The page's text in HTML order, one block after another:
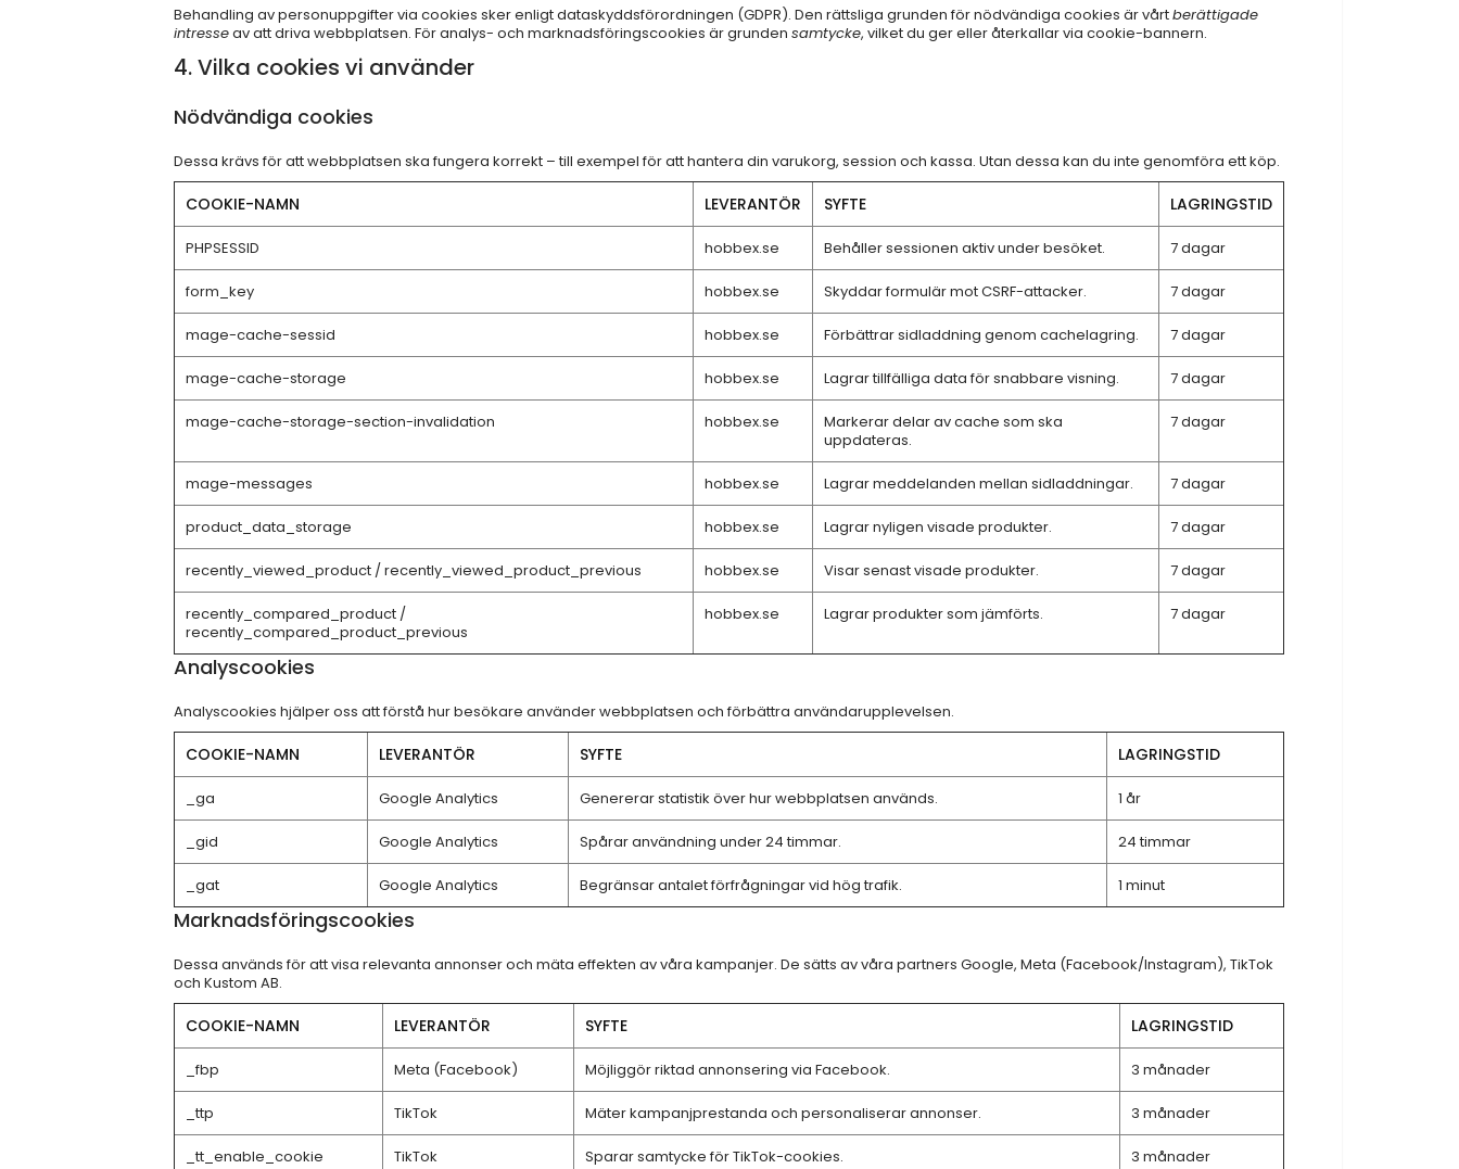
Behandling av personuppgifter via cookies sker enligt dataskyddsförordningen (GDPR). Den rättsliga grunden för nödvändiga cookies är vårtberättigade
intresseav att driva webbplatsen. För analys- och marknadsföringscookies är grundensamtycke, vilket du ger eller återkallar via cookie-bannern.
4. Vilka cookies vi använder
Nödvändiga cookies
Dessa krävs för att webbplatsen ska fungera korrekt – till exempel för att hantera din varukorg, session och kassa. Utan dessa kan du inte genomföra ett köp.
COOKIE-NAMN LEVERANTÖR SYFTE LAGRINGSTID
PHPSESSID hobbex.se Behåller sessionen aktiv under besöket. 7 dagar
form_key hobbex.se Skyddar formulär mot CSRF-attacker. 7 dagar
mage-cache-sessid hobbex.se Förbättrar sidladdning genom cachelagring. 7 dagar
mage-cache-storage hobbex.se Lagrar tillfälliga data för snabbare visning. 7 dagar
mage-cache-storage-section-invalidation hobbex.se
Markerar delar av cache som ska
uppdateras.
7 dagar
mage-messages hobbex.se Lagrar meddelanden mellan sidladdningar. 7 dagar
product_data_storage hobbex.se Lagrar nyligen visade produkter. 7 dagar
recently_viewed_product / recently_viewed_product_previous hobbex.se Visar senast visade produkter. 7 dagar
recently_compared_product /
recently_compared_product_previous
hobbex.se Lagrar produkter som jämförts. 7 dagar
Analyscookies
Analyscookies hjälper oss att förstå hur besökare använder webbplatsen och förbättra användarupplevelsen.
COOKIE-NAMN LEVERANTÖR SYFTE LAGRINGSTID
_ga Google Analytics Genererar statistik över hur webbplatsen används. 1 år
_gid Google Analytics Spårar användning under 24 timmar. 24 timmar
_gat Google Analytics Begränsar antalet förfrågningar vid hög trafik. 1 minut
Marknadsföringscookies
Dessa används för att visa relevanta annonser och mäta effekten av våra kampanjer. De sätts av våra partners Google, Meta (Facebook/Instagram), TikTok
och Kustom AB.
COOKIE-NAMN LEVERANTÖR SYFTE LAGRINGSTID
_fbp Meta (Facebook) Möjliggör riktad annonsering via Facebook. 3 månader
_ttp TikTok Mäter kampanjprestanda och personaliserar annonser. 3 månader
_tt_enable_cookie TikTok Sparar samtycke för TikTok-cookies. 3 månader